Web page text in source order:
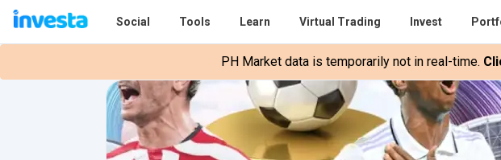
Social Tools Learn Virtual Trading Invest
PH Market data is temporarily not in real-time.